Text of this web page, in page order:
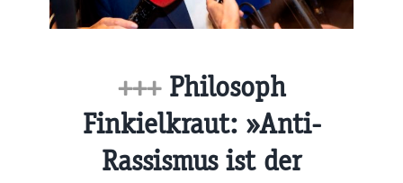
+++Philosoph
Finkielkraut: »Anti-
Rassismus ist der